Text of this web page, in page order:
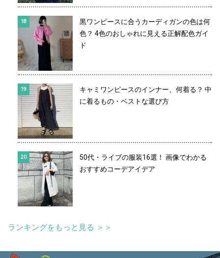
黒ワンピースに合うカーディガンの色は何
色？ 4色のおしゃれに見える正解配色ガイ
ド
キャミワンピースのインナー、何着る？ 中
に着るもの・ベストな選び方
50代・ライブの服装16選！ 画像でわかる
おすすめコーデアイデア
ランキングをもっと見る ＞＞